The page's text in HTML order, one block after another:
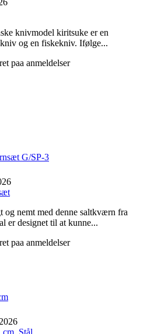
knivmodel kiritsuke er en
og en fiskekniv. Ifølge...
paa anmeldelser
nemt med denne saltkværn fra
er designet til at kunne...
paa anmeldelser
Stål